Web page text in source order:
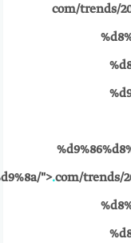
com/trends/
">.com/trends/